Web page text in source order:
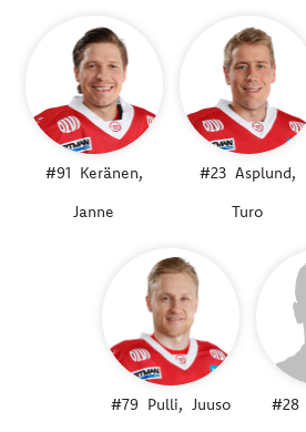
#91 Keränen,
Janne
#23 Asplund,
Turo
#79 Pulli, Juuso #28